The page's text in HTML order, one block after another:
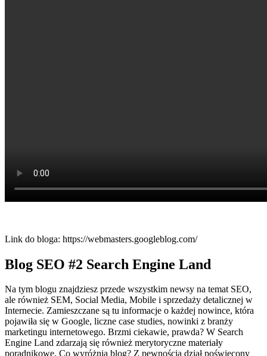
Link do bloga: https://webmasters.googleblog.com/
Blog SEO #2 Search Engine Land
Na tym blogu znajdziesz przede wszystkim newsy na temat SEO,
ale również SEM, Social Media, Mobile i sprzedaży detalicznej w
Internecie. Zamieszczane są tu informacje o każdej nowince, która
pojawiła się w Google, liczne case studies, nowinki z branży
marketingu internetowego. Brzmi ciekawie, prawda? W Search
Engine Land zdarzają się również merytoryczne materiały
poradnikowe. Co wyróżnia blog? Z pewnością dział poświęcony